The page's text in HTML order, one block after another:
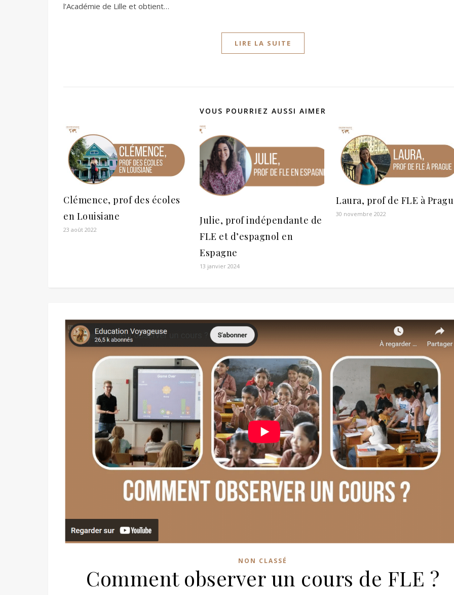
l’Académie de Lille et obtient…
LIRE LA SUITE
VOUS POURRIEZ AUSSI AIMER
Clémence, prof des écoles
en Louisiane
23 août 2022
Julie, prof indépendante de
FLE et d’espagnol en
Espagne
13 janvier 2024
Laura, prof de FLE à
30 novembre 2022
NON CLASSÉ
Comment observer un cours de FLE ?